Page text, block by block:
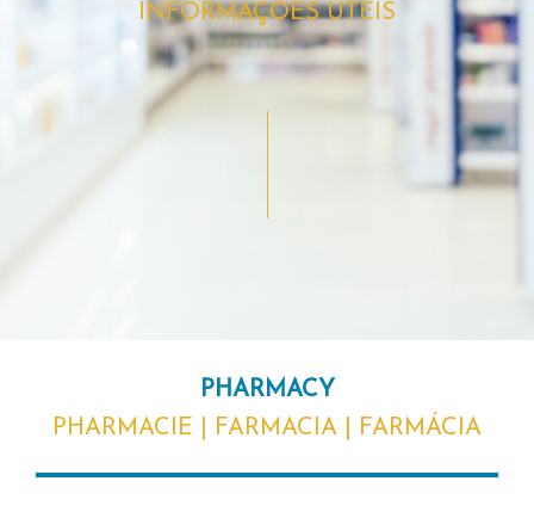
INFORMAÇÕES ÚTEIS
PHARMACY
PHARMACIE | FARMACIA | FARMÁCIA